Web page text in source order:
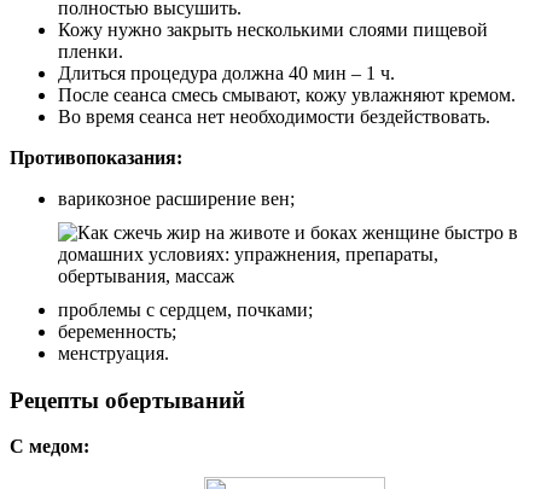
полностью высушить.
Кожу нужно закрыть несколькими слоями пищевой
пленки.
Длиться процедура должна 40 мин – 1 ч.
После сеанса смесь смывают, кожу увлажняют кремом.
Во время сеанса нет необходимости бездействовать.
Противопоказания:
варикозное расширение вен;
проблемы с сердцем, почками;
беременность;
менструация.
Рецепты обертываний
С медом: